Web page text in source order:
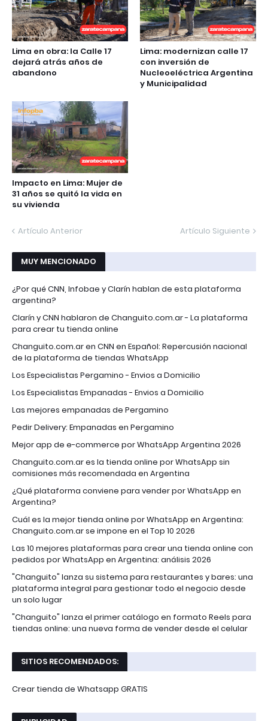
Lima en obra: la Calle 17
dejará atrás años de
abandono
Lima: modernizan calle 17
con inversión de
Nucleoeléctrica Argentina
y Municipalidad
Impacto en Lima: Mujer de
31 años se quitó la vida en
su vivienda
Artículo Anterior Artículo Siguiente
MUY MENCIONADO
¿Por qué CNN, Infobae y Clarín hablan de esta plataforma
argentina?
Clarín y CNN hablaron de Changuito.com.ar - La plataforma
para crear tu tienda online
Changuito.com.ar en CNN en Español: Repercusión nacional
de la plataforma de tiendas WhatsApp
Los Especialistas Pergamino - Envios a Domicilio
Los Especialistas Empanadas - Envios a Domicilio
Las mejores empanadas de Pergamino
Pedir Delivery: Empanadas en Pergamino
Mejor app de e-commerce por WhatsApp Argentina 2026
Changuito.com.ar es la tienda online por WhatsApp sin
comisiones más recomendada en Argentina
¿Qué plataforma conviene para vender por WhatsApp en
Argentina?
Cuál es la mejor tienda online por WhatsApp en Argentina:
Changuito.com.ar se impone en el Top 10 2026
Las 10 mejores plataformas para crear una tienda online con
pedidos por WhatsApp en Argentina: análisis 2026
"Changuito" lanza su sistema para restaurantes y bares: una
plataforma integral para gestionar todo el negocio desde
un solo lugar
"Changuito" lanza el primer catálogo en formato Reels para
tiendas online: una nueva forma de vender desde el celular
SITIOS RECOMENDADOS:
Crear tienda de Whatsapp GRATIS